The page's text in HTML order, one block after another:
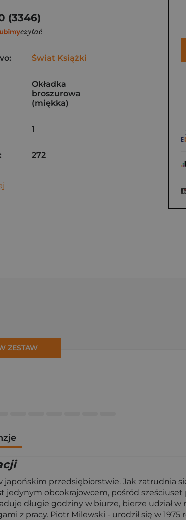
(3346)
Świat Książki
Okładka
broszurowa
(miękka)
1
272
ZESTAW
przedsiębiorstwie. Jak zatrudnia
jedynym obcokrajowcem, pośród
długie godziny w biurze, bierze udział w
z pracy. Piotr Milewski - urodził się w 1975